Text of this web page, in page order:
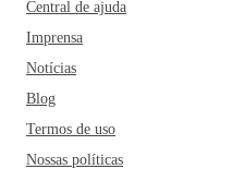
Central de ajuda
Imprensa
Notícias
Blog
Termos de uso
Nossas políticas